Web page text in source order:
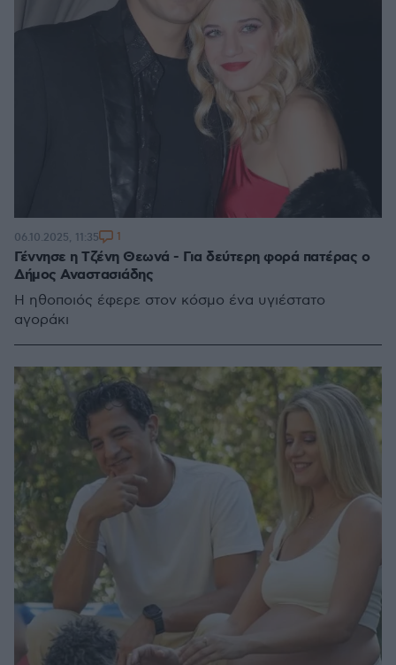
Γέννησε η Τζένη Θεωνά - Για δεύτερη φορά πατέρας ο
Δήμος Αναστασιάδης
Η ηθοποιός έφερε στον κόσμο ένα υγιέστατο
αγοράκι
06.10.2025, 11:35 1